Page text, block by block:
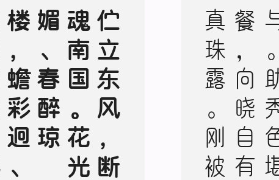
伫
立
东
风
，
断
魂
南
国
。
花
光
媚
、
春
醉
琼
楼
，
蟾
彩
迥
、
夜
游
香
陌
。
忆
当
时
、
酒
恋
花
迷
，
役
损
词
客
。